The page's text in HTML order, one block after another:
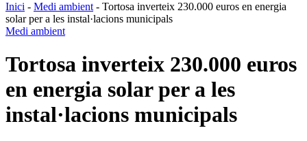
Inici - Medi ambient - Tortosa inverteix 230.000 euros en energia
solar per a les instal·lacions municipals
Medi ambient
Tortosa inverteix 230.000 euros
en energia solar per a les
instal·lacions municipals